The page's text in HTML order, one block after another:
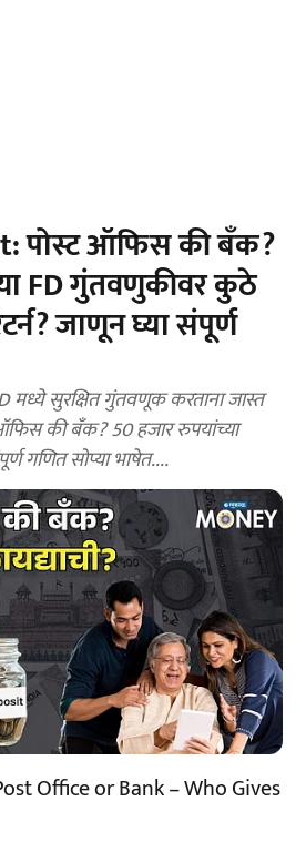
पोस्ट ऑफिस की बँक?
FD गुंतवणुकीवर कुठे
जाणून घ्या संपूर्ण
सुरक्षित गुंतवणूक करताना जास्त
की बँक? 50 हजार रुपयांच्या
गणित सोप्या भाषेत....
Office or Bank – Who Gives